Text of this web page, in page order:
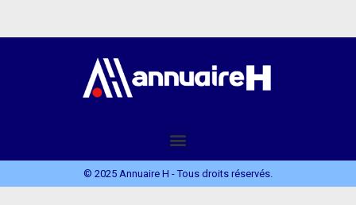
© 2025 Annuaire H - Tous droits réservés.